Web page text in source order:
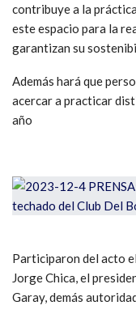
contribuye a la
este espacio para la
garantizan su
Además hará que
acercar a practicar
año
Participaron del acto
Jorge Chica, el
Garay, demás